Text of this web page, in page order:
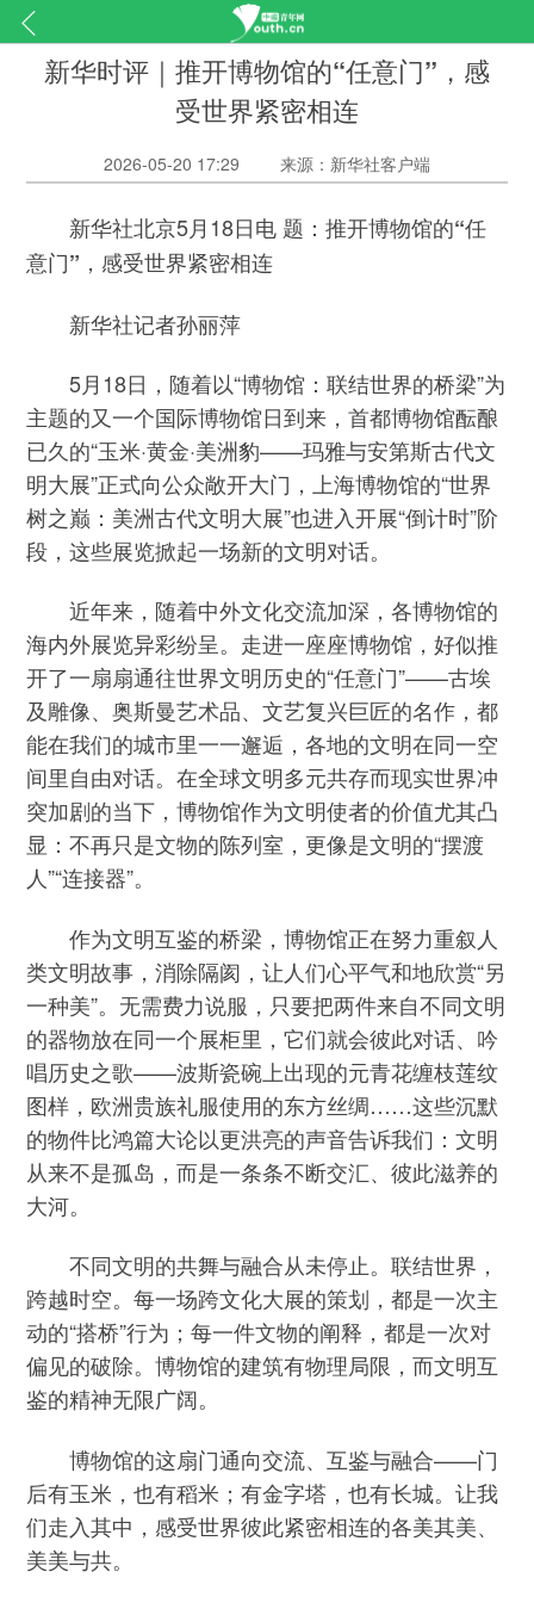
新华时评｜推开博物馆的“任意门”，感
受世界紧密相连
2026-05-20 17:29 来源：新华社客户端
新华社北京5月18日电 题：推开博物馆的“任
意门”，感受世界紧密相连
新华社记者孙丽萍
5月18日，随着以“博物馆：联结世界的桥梁”为
主题的又一个国际博物馆日到来，首都博物馆酝酿
已久的“玉米·黄金·美洲豹——玛雅与安第斯古代文
明大展”正式向公众敞开大门，上海博物馆的“世界
树之巅：美洲古代文明大展”也进入开展“倒计时”阶
段，这些展览掀起一场新的文明对话。
近年来，随着中外文化交流加深，各博物馆的
海内外展览异彩纷呈。走进一座座博物馆，好似推
开了一扇扇通往世界文明历史的“任意门”——古埃
及雕像、奥斯曼艺术品、文艺复兴巨匠的名作，都
能在我们的城市里一一邂逅，各地的文明在同一空
间里自由对话。在全球文明多元共存而现实世界冲
突加剧的当下，博物馆作为文明使者的价值尤其凸
显：不再只是文物的陈列室，更像是文明的“摆渡
人”“连接器”。
作为文明互鉴的桥梁，博物馆正在努力重叙人
类文明故事，消除隔阂，让人们心平气和地欣赏“另
一种美”。无需费力说服，只要把两件来自不同文明
的器物放在同一个展柜里，它们就会彼此对话、吟
唱历史之歌——波斯瓷碗上出现的元青花缠枝莲纹
图样，欧洲贵族礼服使用的东方丝绸……这些沉默
的物件比鸿篇大论以更洪亮的声音告诉我们：文明
从来不是孤岛，而是一条条不断交汇、彼此滋养的
大河。
不同文明的共舞与融合从未停止。联结世界，
跨越时空。每一场跨文化大展的策划，都是一次主
动的“搭桥”行为；每一件文物的阐释，都是一次对
偏见的破除。博物馆的建筑有物理局限，而文明互
鉴的精神无限广阔。
博物馆的这扇门通向交流、互鉴与融合——门
后有玉米，也有稻米；有金字塔，也有长城。让我
们走入其中，感受世界彼此紧密相连的各美其美、
美美与共。